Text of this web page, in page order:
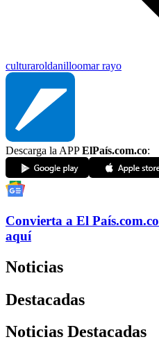
culturaroldanilloomar rayo
Descarga la APPElPaís.com.co:
Convierta a El País.com.co
aquí
Noticias
Destacadas
Noticias Destacadas